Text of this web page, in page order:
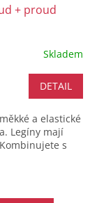
+ proud
Skladem
DETAIL
a elastické
Legíny mají
s